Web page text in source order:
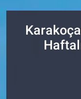
Ekonomi
Elazığ
Trafik Durumu
Süper Lig
Son Dakika